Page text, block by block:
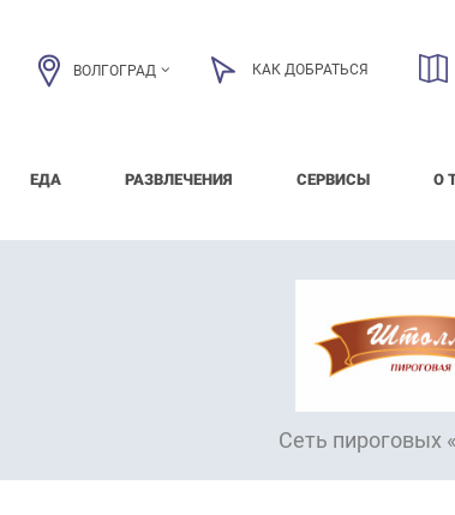
ВОЛГОГРАД КАК ДОБРАТЬСЯ
ЕДА РАЗВЛЕЧЕНИЯ СЕРВИСЫ О
Сеть пироговых